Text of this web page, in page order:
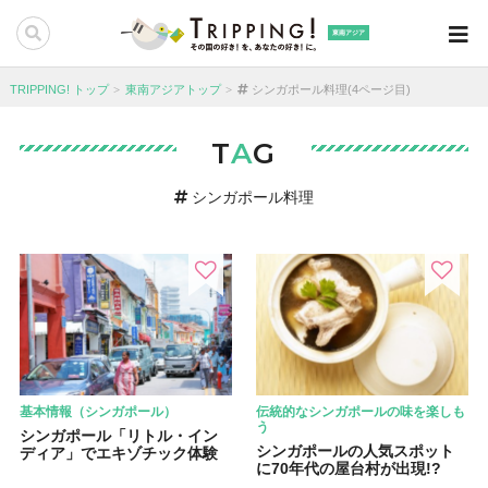
東南アジア
TRIPPING! トップ 東南アジアトップ シンガポール料理(4ページ目)
TAG
シンガポール料理
基本情報（シンガポール）
シンガポール「リトル・イン
ディア」でエキゾチック体験
伝統的なシンガポールの味を楽しも
う
シンガポールの人気スポット
に70年代の屋台村が出現!?